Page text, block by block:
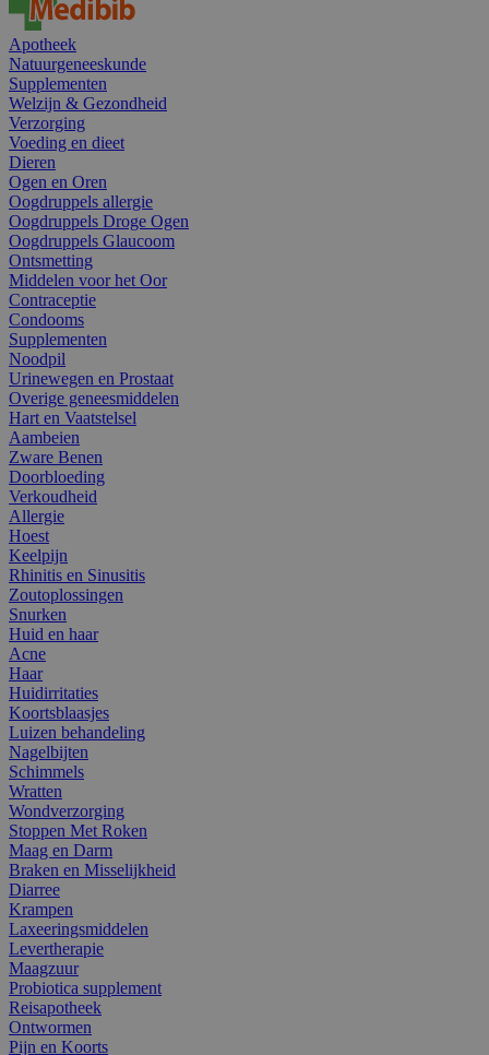
Apotheek
Natuurgeneeskunde
Supplementen
Welzijn & Gezondheid
Verzorging
Voeding en dieet
Dieren
Ogen en Oren
Oogdruppels allergie
Oogdruppels Droge Ogen
Oogdruppels Glaucoom
Ontsmetting
Middelen voor het Oor
Contraceptie
Condooms
Supplementen
Noodpil
Urinewegen en Prostaat
Overige geneesmiddelen
Hart en Vaatstelsel
Aambeien
Zware Benen
Doorbloeding
Verkoudheid
Allergie
Hoest
Keelpijn
Rhinitis en Sinusitis
Zoutoplossingen
Snurken
Huid en haar
Acne
Haar
Huidirritaties
Koortsblaasjes
Luizen behandeling
Nagelbijten
Schimmels
Wratten
Wondverzorging
Stoppen Met Roken
Maag en Darm
Braken en Misselijkheid
Diarree
Krampen
Laxeeringsmiddelen
Levertherapie
Maagzuur
Probiotica supplement
Reisapotheek
Ontwormen
Pijn en Koorts